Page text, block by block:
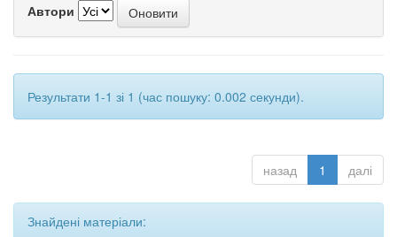
Автори
Результати 1-1 зі 1 (час пошуку: 0.002 секунди).
назад 1 далі
Знайдені матеріали: